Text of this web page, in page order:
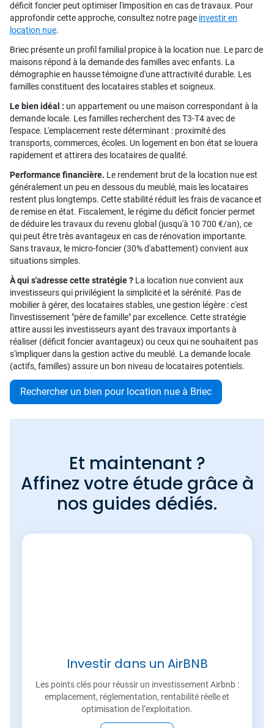
déficit foncier peut optimiser l'imposition en cas de travaux. Pour
approfondir cette approche, consultez notre page investir en
location nue.
Briec présente un profil familial propice à la location nue. Le parc de
maisons répond à la demande des familles avec enfants. La
démographie en hausse témoigne d'une attractivité durable. Les
familles constituent des locataires stables et soigneux.
Le bien idéal : un appartement ou une maison correspondant à la
demande locale. Les familles recherchent des T3-T4 avec de
l'espace. L'emplacement reste déterminant : proximité des
transports, commerces, écoles. Un logement en bon état se louera
rapidement et attirera des locataires de qualité.
Performance financière. Le rendement brut de la location nue est
généralement un peu en dessous du meublé, mais les locataires
restent plus longtemps. Cette stabilité réduit les frais de vacance et
de remise en état. Fiscalement, le régime du déficit foncier permet
de déduire les travaux du revenu global (jusqu'à 10 700 €/an), ce
qui peut être très avantageux en cas de rénovation importante.
Sans travaux, le micro-foncier (30% d'abattement) convient aux
situations simples.
À qui s'adresse cette stratégie ? La location nue convient aux
investisseurs qui privilégient la simplicité et la sérénité. Pas de
mobilier à gérer, des locataires stables, une gestion légère : c'est
l'investissement "père de famille" par excellence. Cette stratégie
attire aussi les investisseurs ayant des travaux importants à
réaliser (déficit foncier avantageux) ou ceux qui ne souhaitent pas
s'impliquer dans la gestion active du meublé. La demande locale
(actifs, familles) assure un bon niveau de locataires potentiels.
Rechercher un bien pour location nue à Briec
Et maintenant ?
Affinez votre étude grâce à
nos guides dédiés.
Investir dans un AirBNB
Les points clés pour réussir un investissement Airbnb :
emplacement, réglementation, rentabilité réelle et
optimisation de l’exploitation.